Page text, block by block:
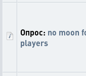
Опрос: no moon
players